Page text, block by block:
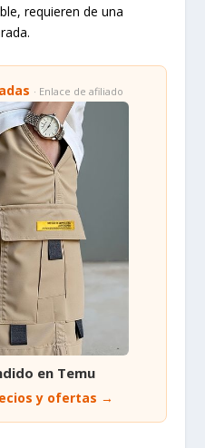
requieren de una
· Enlace de afiliado
en Temu
y ofertas →